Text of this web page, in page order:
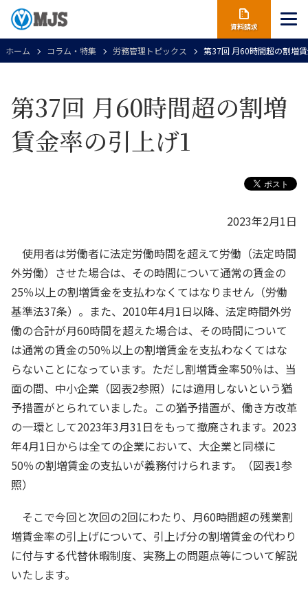
資料請求
ホーム コラム・特集 労務管理トピックス 第37回 月60時間超の割増
第37回 月60時間超の割増
賃金率の引上げ1
2023年2月1日
使用者は労働者に法定労働時間を超えて労働（法定時間
外労働）させた場合は、その時間について通常の賃金の
25％以上の割増賃金を支払わなくてはなりません（労働
基準法37条）。また、2010年4月1日以降、法定時間外労
働の合計が月60時間を超えた場合は、その時間について
は通常の賃金の50％以上の割増賃金を支払わなくてはな
らないことになっています。ただし割増賃金率50％は、当
面の間、中小企業（図表2参照）には適用しないという猶
予措置がとられていました。この猶予措置が、働き方改革
の一環として2023年3月31日をもって撤廃されます。2023
年4月1日からは全ての企業において、大企業と同様に
50％の割増賃金の支払いが義務付けられます。（図表1参
照）
そこで今回と次回の2回にわたり、月60時間超の残業割
増賃金率の引上げについて、引上げ分の割増賃金の代わり
に付与する代替休暇制度、実務上の問題点等について解説
いたします。